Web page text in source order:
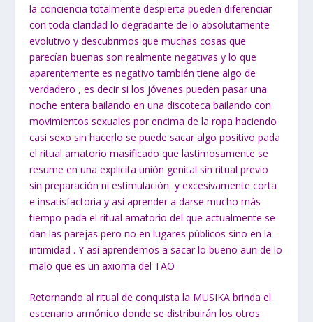
la conciencia totalmente despierta pueden diferenciar
con toda claridad lo degradante de lo absolutamente
evolutivo y descubrimos que muchas cosas que
parecían buenas son realmente negativas y lo que
aparentemente es negativo también tiene algo de
verdadero , es decir si los jóvenes pueden pasar una
noche entera bailando en una discoteca bailando con
movimientos sexuales por encima de la ropa haciendo
casi sexo sin hacerlo se puede sacar algo positivo pada
el ritual amatorio masificado que lastimosamente se
resume en una explicita unión genital sin ritual previo
sin preparación ni estimulación y excesivamente corta
e insatisfactoria y así aprender a darse mucho más
tiempo pada el ritual amatorio del que actualmente se
dan las parejas pero no en lugares públicos sino en la
intimidad . Y así aprendemos a sacar lo bueno aun de lo
malo que es un axioma del TAO
Retornando al ritual de conquista la MUSIKA brinda el
escenario armónico donde se distribuirán los otros